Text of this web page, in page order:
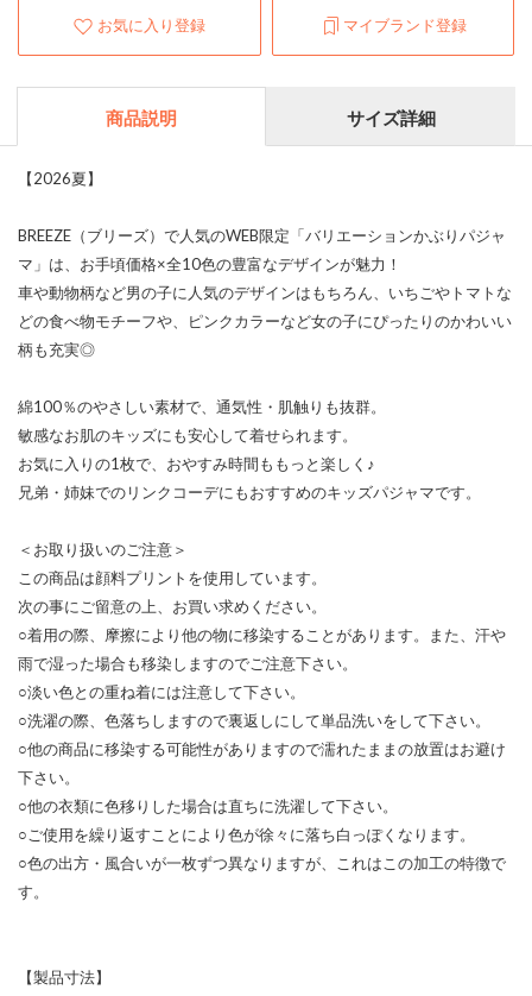
お気に入り登録 マイブランド登録
商品説明 サイズ詳細
【2026夏】
BREEZE（ブリーズ）で人気のWEB限定「バリエーションかぶりパジャ
マ」は、お手頃価格×全10色の豊富なデザインが魅力！
車や動物柄など男の子に人気のデザインはもちろん、いちごやトマトな
どの食べ物モチーフや、ピンクカラーなど女の子にぴったりのかわいい
柄も充実◎
綿100％のやさしい素材で、通気性・肌触りも抜群。
敏感なお肌のキッズにも安心して着せられます。
お気に入りの1枚で、おやすみ時間ももっと楽しく♪
兄弟・姉妹でのリンクコーデにもおすすめのキッズパジャマです。
＜お取り扱いのご注意＞
この商品は顔料プリントを使用しています。
次の事にご留意の上、お買い求めください。
○着用の際、摩擦により他の物に移染することがあります。また、汗や
雨で湿った場合も移染しますのでご注意下さい。
○淡い色との重ね着には注意して下さい。
○洗濯の際、色落ちしますので裏返しにして単品洗いをして下さい。
○他の商品に移染する可能性がありますので濡れたままの放置はお避け
下さい。
○他の衣類に色移りした場合は直ちに洗濯して下さい。
○ご使用を繰り返すことにより色が徐々に落ち白っぽくなります。
○色の出方・風合いが一枚ずつ異なりますが、これはこの加工の特徴で
す。
【製品寸法】